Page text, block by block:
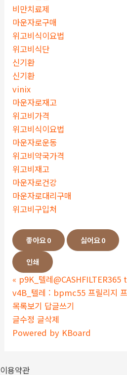
비만치료제
마운자로구매
위고비식이요법
위고비식단
신기환
신기환
vinix
마운자로재고
위고비가격
위고비식이요법
마운자로운동
위고비약국가격
위고비재고
마운자로건강
마운자로대리구매
위고비구입처
좋아요0 싫어요0
인쇄
« p9K_텔레@CASHFILTER365
v4B_텔레 : bpmc55 프릴리지
목록보기 답글쓰기
글수정 글삭제
Powered by KBoard
이용약관